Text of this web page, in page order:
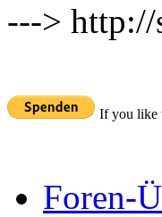
---> http://
If you like
Foren-